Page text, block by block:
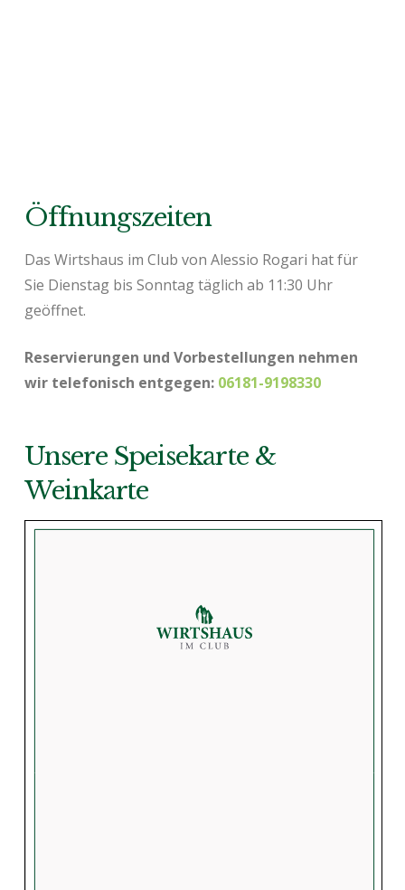
Öffnungszeiten
Das Wirtshaus im Club von Alessio Rogari hat für
Sie Dienstag bis Sonntag täglich ab 11:30 Uhr
geöffnet.
Reservierungen und Vorbestellungen nehmen
wir telefonisch entgegen: 06181-9198330
Unsere Speisekarte &
Weinkarte